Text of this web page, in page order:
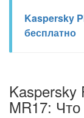
Kaspersky
бесплатно
Kaspersky
MR17: Что